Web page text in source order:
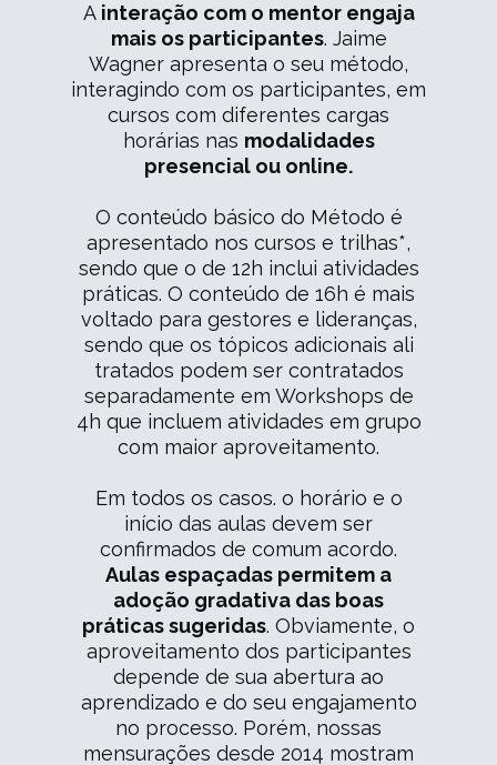
A interação com o mentor engaja
mais os participantes. Jaime
Wagner apresenta o seu método,
interagindo com os participantes, em
cursos com diferentes cargas
horárias nas modalidades
presencial ou online.
O conteúdo básico do Método é
apresentado nos cursos e trilhas*,
sendo que o de 12h inclui atividades
práticas. O conteúdo de 16h é mais
voltado para gestores e lideranças,
sendo que os tópicos adicionais ali
tratados podem ser contratados
separadamente em Workshops de
4h que incluem atividades em grupo
com maior aproveitamento.
Em todos os casos. o horário e o
início das aulas devem ser
confirmados de comum acordo.
Aulas espaçadas permitem a
adoção gradativa das boas
práticas sugeridas. Obviamente, o
aproveitamento dos participantes
depende de sua abertura ao
aprendizado e do seu engajamento
no processo. Porém, nossas
mensurações desde 2014 mostram